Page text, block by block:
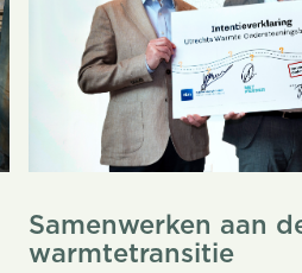
Samenwerken aan
warmtetransitie